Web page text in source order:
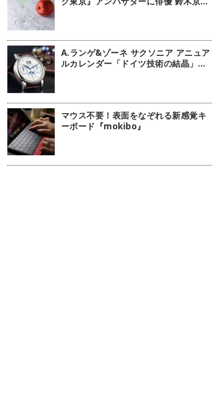
A.ランゲ&ゾーネ サクソニア アニュア
ルカレンダー「ドイツ技術の結晶」
マウス不要！表面をなぞれる新感覚キ
ーボード『mokibo』